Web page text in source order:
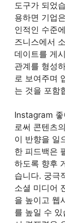
도구가 되었
용하면 기업
인적인 수준
즈니스에서
데이트를 게
관계를 형성
로 보여주며
는 것을 포함
Instagram 좋
로써 콘텐츠
이 반향을 일
한 피드백은
하도록 향후
습니다. 궁극
소셜 미디어
을 높이고 웹
를 높일 수